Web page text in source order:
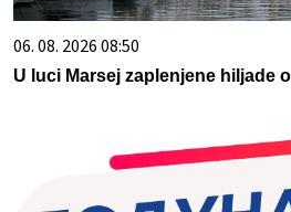
06. 08. 2026 08:50
U luci Marsej zaplenjene hiljade